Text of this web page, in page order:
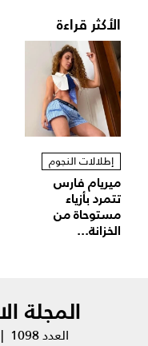
الأكثر قراءة
إطلالات النجوم
ميريام فارس
تتمرد بأزياء
مستوحاة من
الخزانة...
المجلة
العدد 1098 | تموز 2026